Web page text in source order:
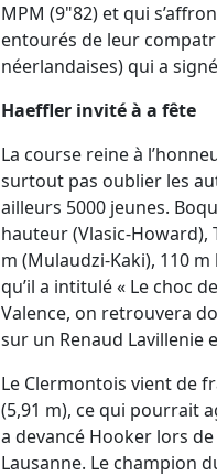
MPM (9"82) et qui
entourés de leur
néerlandaises) qui a
Haeffler invité à a fête
La course reine à
surtout pas oublier les
ailleurs 5000 jeunes.
hauteur (Vlasic-Howard),
m (Mulaudzi-Kaki), 110
qu’il a intitulé « Le choc
Valence, on retrouvera
sur un Renaud Lavillenie
Le Clermontois vient de
(5,91 m), ce qui pourrait
a devancé Hooker lors
Lausanne. Le champion